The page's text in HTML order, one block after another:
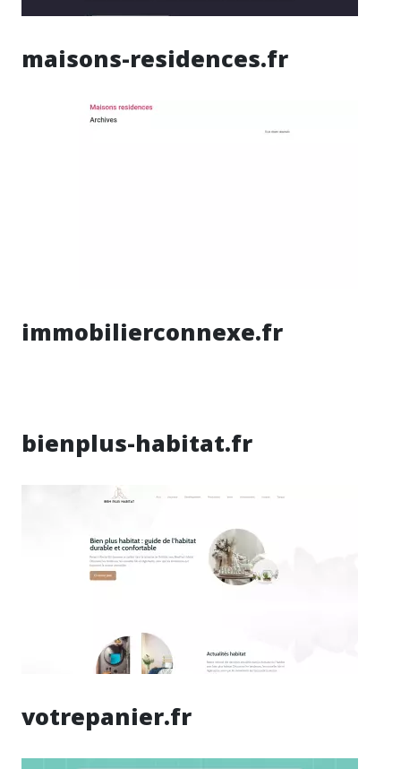
maisons-residences.fr
immobilierconnexe.fr
bienplus-habitat.fr
votrepanier.fr